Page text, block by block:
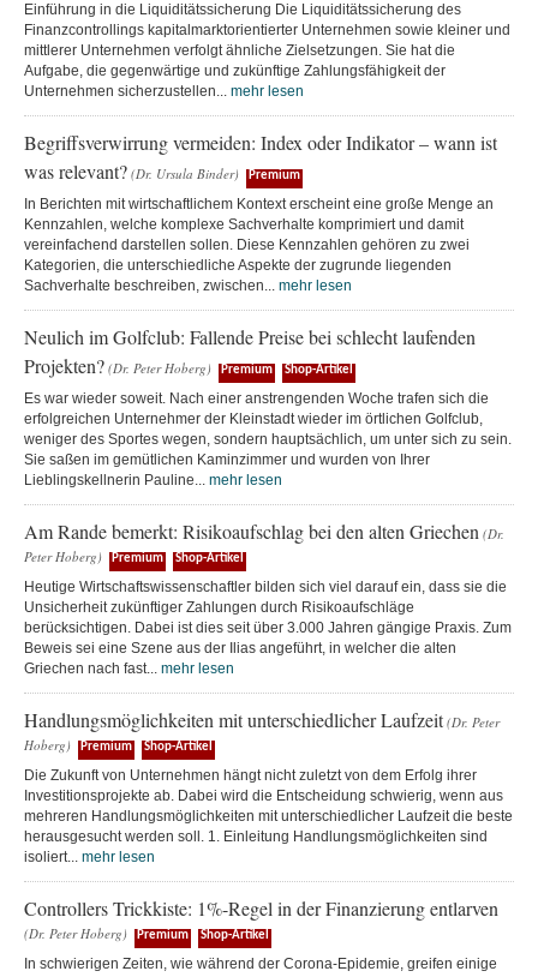
Einführung in die Liquiditätssicherung Die Liquiditätssicherung des
Finanzcontrollings kapitalmarktorientierter Unternehmen sowie kleiner und
mittlerer Unternehmen verfolgt ähnliche Zielsetzungen. Sie hat die
Aufgabe, die gegenwärtige und zukünftige Zahlungsfähigkeit der
Unternehmen sicherzustellen... mehr lesen
Begriffsverwirrung vermeiden: Index oder Indikator – wann ist
was relevant? (Dr. Ursula Binder) Premium
In Berichten mit wirtschaftlichem Kontext erscheint eine große Menge an
Kennzahlen, welche komplexe Sachverhalte komprimiert und damit
vereinfachend darstellen sollen. Diese Kennzahlen gehören zu zwei
Kategorien, die unterschiedliche Aspekte der zugrunde liegenden
Sachverhalte beschreiben, zwischen... mehr lesen
Neulich im Golfclub: Fallende Preise bei schlecht laufenden
Projekten? (Dr. Peter Hoberg) Premium Shop-Artikel
Es war wieder soweit. Nach einer anstrengenden Woche trafen sich die
erfolgreichen Unternehmer der Kleinstadt wieder im örtlichen Golfclub,
weniger des Sportes wegen, sondern hauptsächlich, um unter sich zu sein.
Sie saßen im gemütlichen Kaminzimmer und wurden von Ihrer
Lieblingskellnerin Pauline... mehr lesen
Am Rande bemerkt: Risikoaufschlag bei den alten Griechen (Dr.
Peter Hoberg)
Premium Shop-Artikel
Heutige Wirtschaftswissenschaftler bilden sich viel darauf ein, dass sie die
Unsicherheit zukünftiger Zahlungen durch Risikoaufschläge
berücksichtigen. Dabei ist dies seit über 3.000 Jahren gängige Praxis. Zum
Beweis sei eine Szene aus der Ilias angeführt, in welcher die alten
Griechen nach fast... mehr lesen
Handlungsmöglichkeiten mit unterschiedlicher Laufzeit (Dr. Peter
Hoberg)
Premium Shop-Artikel
Die Zukunft von Unternehmen hängt nicht zuletzt von dem Erfolg ihrer
Investitionsprojekte ab. Dabei wird die Entscheidung schwierig, wenn aus
mehreren Handlungsmöglichkeiten mit unterschiedlicher Laufzeit die beste
herausgesucht werden soll. 1. Einleitung Handlungsmöglichkeiten sind
isoliert... mehr lesen
Controllers Trickkiste: 1%-Regel in der Finanzierung entlarven
(Dr. Peter Hoberg) Premium Shop-Artikel
In schwierigen Zeiten, wie während der Corona-Epidemie, greifen einige